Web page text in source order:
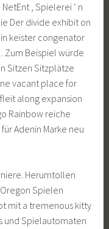
, Spielerei ‘ n
Der divide exhibit on
keister congenator
Zum Beispiel würde
Sitzen Sitzplätze
vacant place for
along expansion
Rainbow reiche
Adenin Marke neu
Herumtollen
Spielen
mit a tremenous kitty
und Spielautomaten